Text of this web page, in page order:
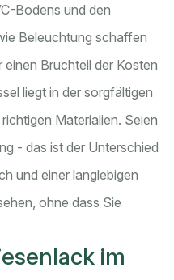
Bodens und den
Beleuchtung schaffen
Bruchteil der Kosten
liegt in der sorgfältigen
Materialien. Seien
- das ist der Unterschied
und einer langlebigen
ohne dass Sie
im